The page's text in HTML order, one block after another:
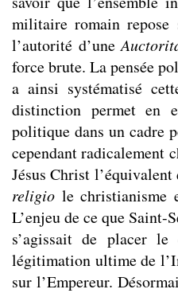
militaire romain repose
l’autorité d’une
force brute. La pensée
a ainsi systématisé
distinction permet en
politique dans un cadre
cependant radicalement
Jésus Christ
religio le christianisme
L’enjeu de ce que
s’agissait de placer
légitimation ultime de
sur l’Empereur.